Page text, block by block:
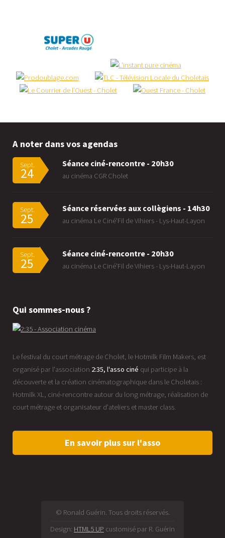
A noter dans vos agendas
Sept.
24
Séance ciné-rencontre - 20h30
au cinéma CGR Cholet
Sept.
25
Séance réservées aux collègiens - 14h30
au cinéma Le Ciné'Fil de Vihiers - Lys-Haut-Layon
Sept.
25
Séance ciné-rencontre - 20h30
au cinéma Le Ciné'Fil de Vihiers - Lys-Haut-Layon
Qui sommes-nous ?
Le festival du court métrage de Cholet, le Hotmilk Film Makers, est
organisé par l'association 2:35, l'asso ciné qui participe à la
découverte et la création cinématographique dans le Choletais :
Hotmilk XL, ciné-rencontre autour du long métrage, réalisation de
court métrage et organisateur d'ateliers et master class.
En savoir plus sur l'asso
© Ronald Guérin. Tous droits réservés.
Design: HTML5 UP customisé par R. Guérin